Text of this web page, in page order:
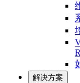
解决方案